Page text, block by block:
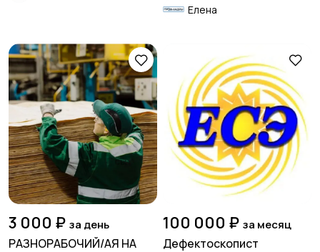
Елена
3 000 ₽ за день
РАЗНОРАБОЧИЙ/АЯ НА
100 000 ₽ за месяц
Дефектоскопист